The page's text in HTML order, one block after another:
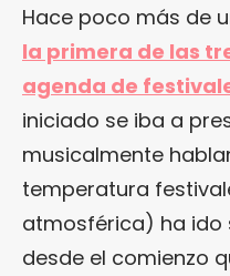
Hace poco más de
la primera de las
agenda de
iniciado se iba a
musicalmente
temperatura
atmosférica) ha ido
desde el comienzo